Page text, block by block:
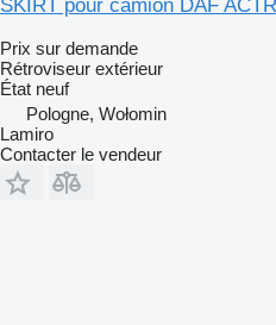
SKIRT pour camion DAF
Prix sur demande
Rétroviseur extérieur
État neuf
Pologne, Wołomin
Lamiro
Contacter le vendeur